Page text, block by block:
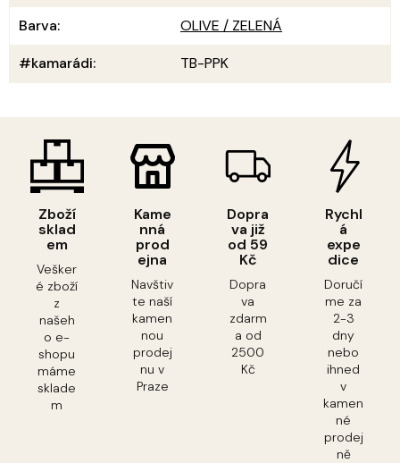
Zboží
sklad
em
Vešker
é zboží
z
našeh
o e-
shopu
máme
sklade
m
Kame
nná
prod
ejna
Navštiv
te naší
kamen
nou
prodej
nu v
Praze
Dopra
va již
od 59
Kč
Dopra
va
zdarm
a od
2500
Kč
Rychl
á
expe
dice
Doručí
me za
2-3
dny
nebo
ihned
v
kamen
né
prodej
ně
Barva:
OLIVE / ZELENÁ
#kamarádi: TB-PPK